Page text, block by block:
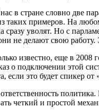
в стране словно две
таких примеров. На
сразу уволят. Но с
не делают свою работу.
известно, еще в
о подключении этой
если это будет спикер от
четкий и простой